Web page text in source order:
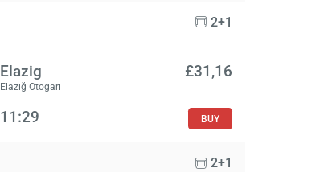
2+1
Elazig
Elazığ Otogarı
£‎31,16
11:29 BUY
2+1